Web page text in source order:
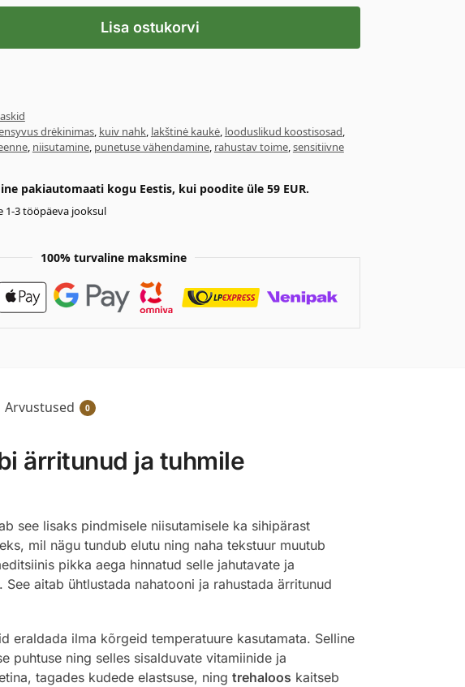
Lisa ostukorvi
drėkinimas, kuiv nahk, lakštinė kaukė, looduslikud koostisosad,
, niisutamine, punetuse vähendamine, rahustav toime,sensitiivne
pakiautomaati kogu Eestis, kui poodite üle 59 EUR.
1-3 tööpäeva jooksul
100% turvaline maksmine
Arvustused 0
ärritunud ja tuhmile
see lisaks pindmisele niisutamisele ka sihipärast
mil nägu tundub elutu ning naha tekstuur muutub
pikka aega hinnatud selle jahutavate ja
aitab ühtlustada nahatooni ja rahustada ärritunud
eraldada ilma kõrgeid temperatuure kasutamata. Selline
puhtuse ning selles sisalduvate vitamiinide ja
tagades kudede elastsuse, ning trehaloos kaitseb